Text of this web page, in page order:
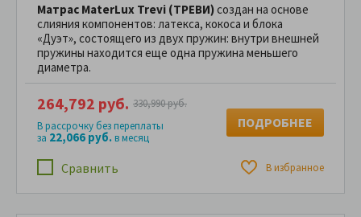
Матрас MaterLux Trevi (ТРЕВИ)создан на основе
слияния компонентов: латекса, кокоса и блока
«Дуэт», состоящего из двух пружин: внутри внешней
пружины находится еще одна пружина меньшего
диаметра.
Сравнить В избранное
264,792 руб. 330,990 руб.
В рассрочку без переплаты
за 22,066 руб.в месяц
ПОДРОБНЕЕ